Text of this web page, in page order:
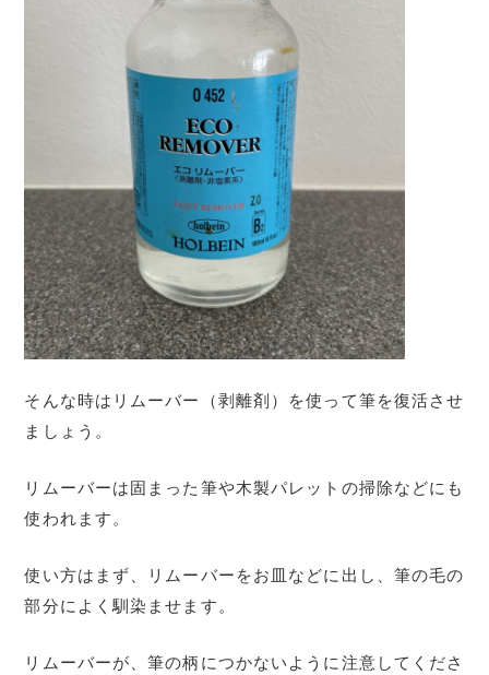
そんな時はリムーバー（剥離剤）を使って筆を復活させ
ましょう。
リムーバーは固まった筆や木製パレットの掃除などにも
使われます。
使い方はまず、リムーバーをお皿などに出し、筆の毛の
部分によく馴染ませます。
リムーバーが、筆の柄につかないように注意してくださ